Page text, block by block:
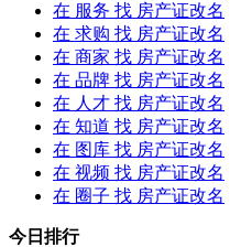
在 服务 找 房产证改名
在 求购 找 房产证改名
在 商家 找 房产证改名
在 品牌 找 房产证改名
在 人才 找 房产证改名
在 知道 找 房产证改名
在 图库 找 房产证改名
在 视频 找 房产证改名
在 圈子 找 房产证改名
今日排行